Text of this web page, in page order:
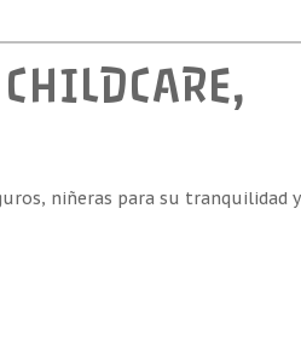
niñeras para su tranquilidad y